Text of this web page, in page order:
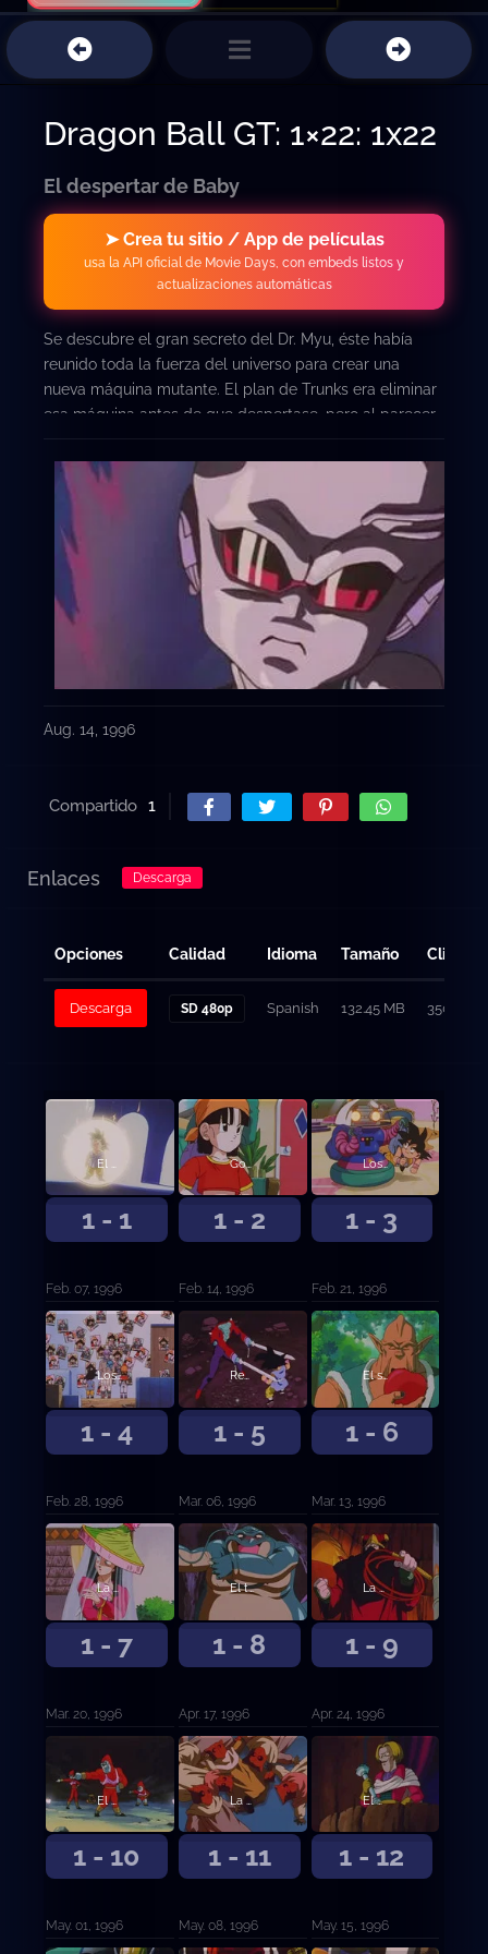
Dragon Ball GT: 1×22: 1x22
El despertar de Baby
➤ Crea tu sitio / App de películas
usa la API oficial de Movie Days, con embeds listos y
actualizaciones automáticas
Se descubre el gran secreto del Dr. Myu, éste había
reunido toda la fuerza del universo para crear una
nueva máquina mutante. El plan de Trunks era eliminar
esa máquina antes de que despertase, pero al parecer
dispersar las células de Baby por todas partes, sin
embargo aún no había muerto. Se descubre que todo
había sido tramado por Baby desde un inicio y que el
Dr. Myu era un mutante más, programado del mismo
modo que los otros robots, con el sólo fin de hacerlo
alcanzar la primera etapa de su vida.
Aug. 14, 1996
Compartido 1
Enlaces Descarga
Opciones Calidad Idioma Tamaño Clicks
Descarga SD 480p Spanish 132.45 MB 350
1 - 1
Feb. 07, 1996
1 - 2
Goku, Trunks y Pan viajan al espacio
Feb. 14, 1996
1 - 3
Los comerciantes del planeta Imegga
Feb. 21, 1996
1 - 4
Los criminales más buscados
Feb. 28, 1996
1 - 5
Redic: Un tipo duro
Mar. 06, 1996
1 - 6
El segundo planeta
Mar. 13, 1996
1 - 7
La boda de Trunks
Mar. 20, 1996
1 - 8
El terrible poder de Zuhnamer
Apr. 17, 1996
1 - 9
La Cueva de los Moomas
Apr. 24, 1996
1 - 10
El ataque del baile
May. 01, 1996
1 - 11
La maldición de Loud
May. 08, 1996
1 - 12
El dios va a despertar
May. 15, 1996